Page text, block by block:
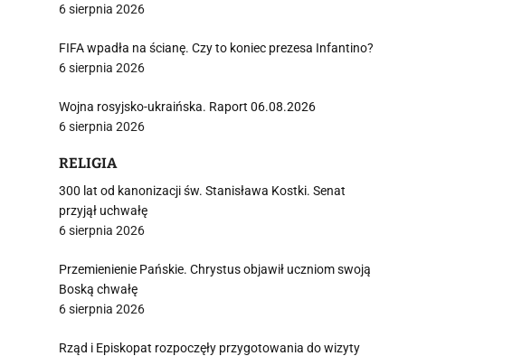
6 sierpnia 2026
FIFA wpadła na ścianę. Czy to koniec prezesa Infantino?
6 sierpnia 2026
Wojna rosyjsko-ukraińska. Raport 06.08.2026
6 sierpnia 2026
RELIGIA
300 lat od kanonizacji św. Stanisława Kostki. Senat
przyjął uchwałę
6 sierpnia 2026
Przemienienie Pańskie. Chrystus objawił uczniom swoją
Boską chwałę
6 sierpnia 2026
Rząd i Episkopat rozpoczęły przygotowania do wizyty